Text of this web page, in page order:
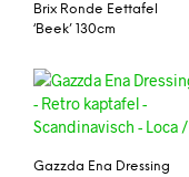
Brix Ronde Eettafel
‘Beek’ 130cm
Gazzda Ena Dressing